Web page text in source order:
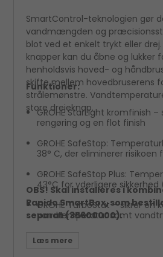
SmartControl-teknologien gør
vandmængden og
blot ved et enkelt trykt eller
knapper kan du åbne og lukker
henholdsvis hoved- og
skifte mellem hovedbruserens
strålemønstre.
store drejeknap.
Funktioner:
GROHE StarLight kromfinish
rengøring og en flot finish
GROHE SafeStop:
38° C, der eliminerer risikoen
GROHE SafeStop Plus:
43°C for yderligere sikkerhed
GROHE TurboStat – sikrer en
vandtemperatur samt
OBS! Skal installeres i
Rapido SmartBox, som
separat (35600000).